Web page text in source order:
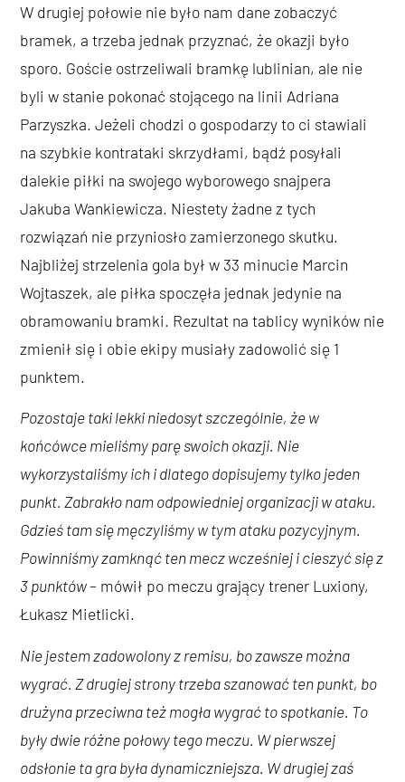
W drugiej połowie nie było nam dane zobaczyć
bramek, a trzeba jednak przyznać, że okazji było
sporo. Goście ostrzeliwali bramkę lublinian, ale nie
byli w stanie pokonać stojącego na linii Adriana
Parzyszka. Jeżeli chodzi o gospodarzy to ci stawiali
na szybkie kontrataki skrzydłami, bądź posyłali
dalekie piłki na swojego wyborowego snajpera
Jakuba Wankiewicza. Niestety żadne z tych
rozwiązań nie przyniosło zamierzonego skutku.
Najbliżej strzelenia gola był w 33 minucie Marcin
Wojtaszek, ale piłka spoczęła jednak jedynie na
obramowaniu bramki. Rezultat na tablicy wyników nie
zmienił się i obie ekipy musiały zadowolić się 1
punktem.
Pozostaje taki lekki niedosyt szczególnie, że w
końcówce mieliśmy parę swoich okazji. Nie
wykorzystaliśmy ich i dlatego dopisujemy tylko jeden
punkt. Zabrakło nam odpowiedniej organizacji w ataku.
Gdzieś tam się męczyliśmy w tym ataku pozycyjnym.
Powinniśmy zamknąć ten mecz wcześniej i cieszyć się z
3 punktów– mówił po meczu grający trener Luxiony,
Łukasz Mietlicki.
Nie jestem zadowolony z remisu, bo zawsze można
wygrać. Z drugiej strony trzeba szanować ten punkt, bo
drużyna przeciwna też mogła wygrać to spotkanie. To
były dwie różne połowy tego meczu. W pierwszej
odsłonie ta gra była dynamiczniejsza. W drugiej zaś